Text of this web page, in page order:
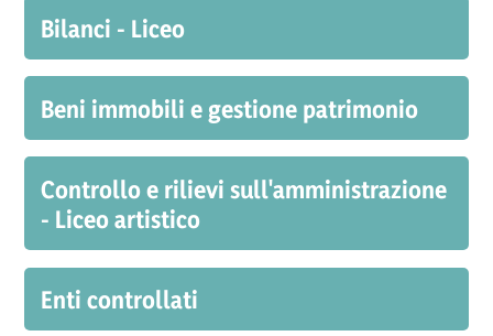
Bilanci - Liceo
Beni immobili e gestione patrimonio
Controllo e rilievi sull'amministrazione
- Liceo artistico
Enti controllati